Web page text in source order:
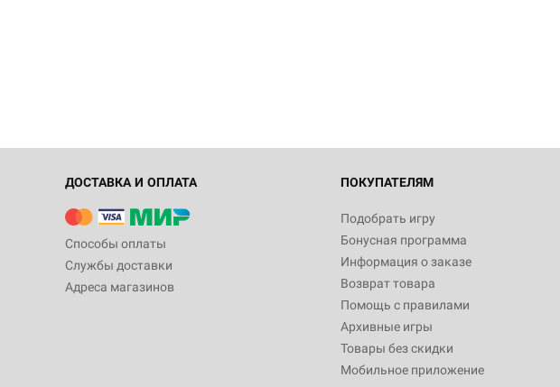
ДОСТАВКА И ОПЛАТА
Способы оплаты
Службы доставки
Адреса магазинов
ПОКУПАТЕЛЯМ
Подобрать игру
Бонусная программа
Информация о заказе
Возврат товара
Помощь с правилами
Архивные игры
Товары без скидки
Мобильное приложение